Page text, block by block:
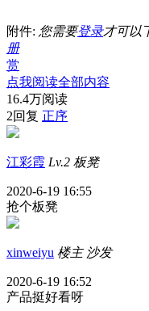
附件: 您需要登录才可以
册
赏
点我阅读全部内容
16.4万阅读
2回复 正序
江彩霞 Lv.2 板凳
2020-6-19 16:55
抢个板凳
xinweiyu 楼主 沙发
2020-6-19 16:52
产品挺好看呀